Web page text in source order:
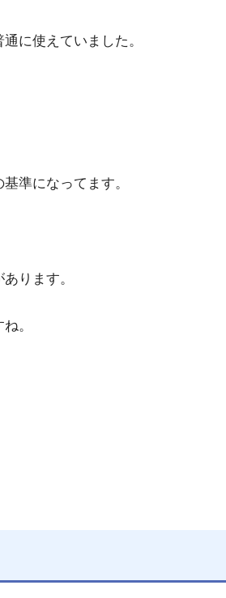
に使えていました。
準になってます。
ります。
。